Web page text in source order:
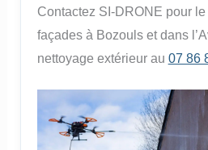
Contactez SI-DRONE pour
façades à Bozouls et dans
nettoyage extérieur au 07 86